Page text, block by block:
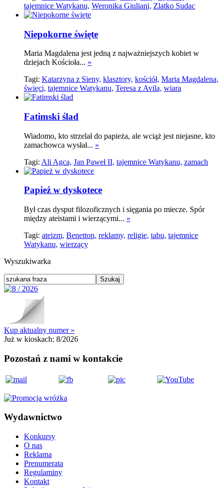
tajemnice Watykanu, Weronika Giuliani, Zlatko Sudac
Niepokorne święte
Maria Magdalena jest jedną z najważniejszych kobiet w
dziejach Kościoła... »
Tagi: Katarzyna z Sieny, klasztory, kościół, Maria Magdalena,
święci, tajemnice Watykanu, Teresa z Avila, wiara
Fatimski ślad
Wiadomo, kto strzelał do papieża, ale wciąż jest niejasne, kto
zamachowca wysłał... »
Tagi: Ali Agca, Jan Paweł II, tajemnice Watykanu, zamach
Papież w dyskotece
Był czas dysput filozoficznych i sięgania po miecze. Spór
między ateistami i wierzącymi... »
Tagi: ateizm, Benetton, reklamy, religie, tabu, tajemnice
Watykanu, wierzący
Wyszukiwarka
Kup aktualny numer »
Już w kioskach: 8/2026
Pozostań z nami w kontakcie
Wydawnictwo
Konkursy
O nas
Reklama
Prenumerata
Regulaminy
Kontakt